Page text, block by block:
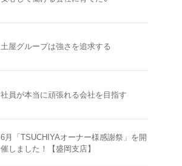
土屋グループは強さを追求する
社員が本当に頑張れる会社を目指す
6月「TSUCHIYAオーナー様感謝祭」を開
催しました！【盛岡支店】